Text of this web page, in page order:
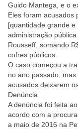
Guido Mantega, e o
Eles foram acusados
[quantidade grande e
administração
Rousseff, somando
cofres públicos.
O caso começou a
no ano passado,
acusados deixarem
Denúncia
A denúncia foi feita
acordo com a
a maio de 2016 na